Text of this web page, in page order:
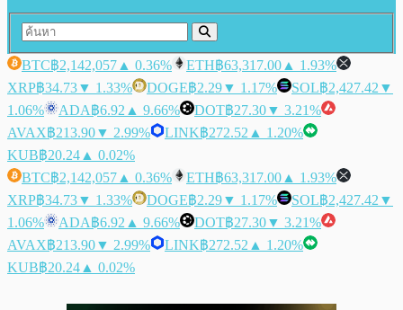
BTC฿2,142,057 ▲ 0.36% ETH฿63,317.00 ▲ 1.93%
XRP฿34.73▼ 1.33% DOGE฿2.29▼ 1.17% SOL฿2,427.42 ▼
1.06%
ADA฿6.92 ▲ 9.66% DOT฿27.30▼ 3.21%
AVAX฿213.90▼ 2.99% LINK฿272.52 ▲ 1.20%
KUB฿20.24 ▲ 0.02%
BTC฿2,142,057 ▲ 0.36% ETH฿63,317.00 ▲ 1.93%
XRP฿34.73▼ 1.33% DOGE฿2.29▼ 1.17% SOL฿2,427.42 ▼
1.06%
ADA฿6.92 ▲ 9.66% DOT฿27.30▼ 3.21%
AVAX฿213.90▼ 2.99% LINK฿272.52 ▲ 1.20%
KUB฿20.24 ▲ 0.02%